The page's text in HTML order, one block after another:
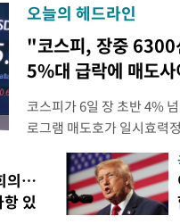
오늘의 헤드라인
"코스피, 장중 6300
5%대 급락에 매도사
코스피가 6일 장 초반 4%
로그램 매도호가 일시효력
한국거래소는 이날 오전
했다고 밝혔다. 발동 당시
대비 5.12% 급락한 987.24
스피200을 기초자산으로
의…
있